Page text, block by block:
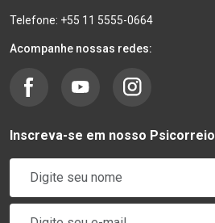
Telefone: +55 11 5555-0664
Acompanhe nossas redes:
Inscreva-se em nosso Psicorreio